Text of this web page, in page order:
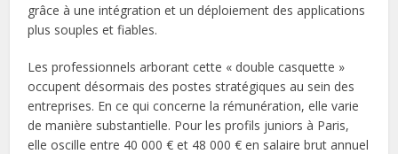
grâce à une intégration et un déploiement des applications
plus souples et fiables.
Les professionnels arborant cette « double casquette »
occupent désormais des postes stratégiques au sein des
entreprises. En ce qui concerne la rémunération, elle varie
de manière substantielle. Pour les profils juniors à Paris,
elle oscille entre 40 000 € et 48 000 € en salaire brut annuel